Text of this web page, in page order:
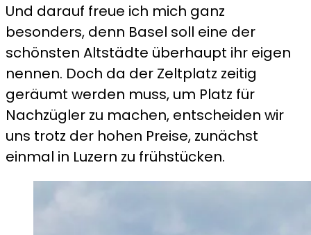
Und darauf freue ich mich ganz
besonders, denn Basel soll eine der
schönsten Altstädte überhaupt ihr eigen
nennen. Doch da der Zeltplatz zeitig
geräumt werden muss, um Platz für
Nachzügler zu machen, entscheiden wir
uns trotz der hohen Preise, zunächst
einmal in Luzern zu frühstücken.